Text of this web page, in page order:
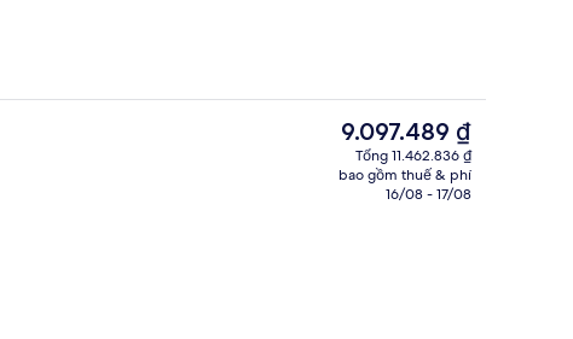
Giá
hiện
tại
9.097.489 ₫
Tổng 11.462.836 ₫
bao gồm thuế & phí
16/08 - 17/08